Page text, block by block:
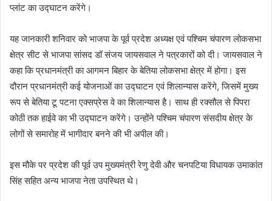
प्लांट का उद्घाटन करेंगे।
यह जानकारी शनिवार को भाजपा के पूर्व प्रदेश अध्यक्ष एवं पश्चिम चंपारण लोकसभा
क्षेत्र सीट से भाजपा सांसद डॉ संजय जायसवाल ने पत्रकारों को दी। जायसवाल ने
कहा कि प्रधानमंत्री का आगमन बिहार के बेतिया लोकसभा क्षेत्र में होगा। इस
दौरान प्रधानमंत्री कई योजनाओं का उद्घाटन एवं शिलान्यास करेंगे, जिसमें मुख्य
रूप से बेतिया टू पटना एक्सप्रेस वे का शिलान्यास है। साथ ही रक्सौल से पिपरा
कोठी तक हाईवे का भी उद्घाटन करेंगे। उन्होंने पश्चिम चंपारण संसदीय क्षेत्र के
लोगों से समारोह में भागीदार बनने की भी अपील की।
इस मौके पर प्रदेश की पूर्व उप मुख्यमंत्री रेणु देवी और चनपटिया विधायक उमाकांत
सिंह सहित अन्य भाजपा नेता उपस्थित थे।